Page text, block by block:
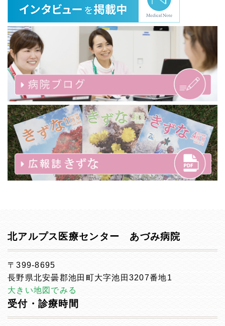
北アルプス医療センター あづみ病院
〒399-8695
長野県北安曇郡池田町大字池田3207番地1
大きい地図でみる
受付・診療時間